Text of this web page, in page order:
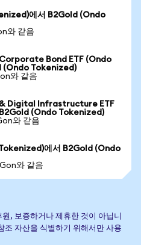
에서 B2Gold (Ondo
와 같음
Bond ETF (Ondo
(Ondo Tokenized)
와 같음
Digital Infrastructure ETF
(Ondo Tokenized)
와 같음
에서 B2Gold (Ondo
와 같음
, 보증하거나 제휴한 것이 아닙니
조 자산을 식별하기 위해서만 사용